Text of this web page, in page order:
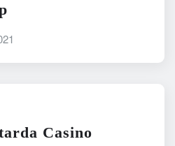
Сasino